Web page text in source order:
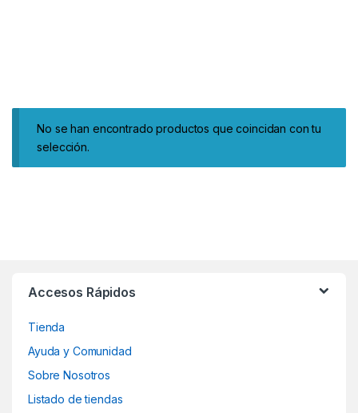
No se han encontrado productos que coincidan con tu
selección.
Accesos Rápidos
Tienda
Ayuda y Comunidad
Sobre Nosotros
Listado de tiendas